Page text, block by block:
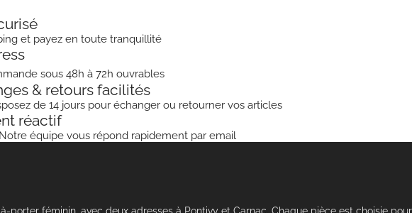
et payez en toute tranquillité
sous 48h à 72h ouvrables
& retours facilités
de 14 jours pour échanger ou retourner vos articles
réactif
équipe vous répond rapidement par email
porter féminin, avec deux adresses à Pontivy et Carnac. Chaque pièce est choisie